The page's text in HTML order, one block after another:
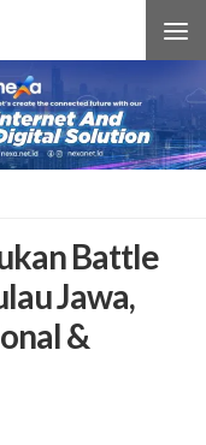
Battle
Jawa,
&